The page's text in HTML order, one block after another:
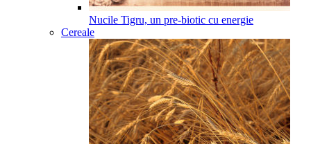
Nucile Tigru, un pre-biotic cu energie
Cereale